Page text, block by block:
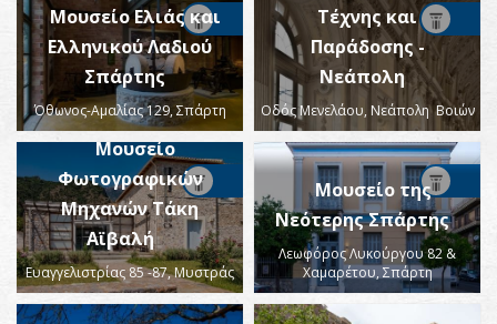
Μουσείο Ελιάς και
Ελληνικού Λαδιού
Σπάρτης
Όθωνος-Αμαλίας 129, Σπάρτη
Τέχνης και
Παράδοσης -
Nεάπολη
Οδός Μενελάου, Νεάπολη Βοιών
Μουσείο
Φωτογραφικών
Μηχανών Τάκη
Αϊβαλή
Ευαγγελιστρίας 85 -87, Μυστράς
Μουσείο της
Νεότερης Σπάρτης
Λεωφόρος Λυκούργου 82 &
Χαμαρέτου, Σπάρτη